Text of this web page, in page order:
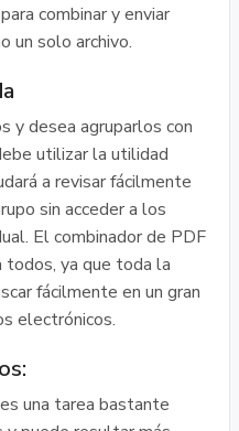
combinar y enviar
un solo archivo.
y desea agruparlos con
utilizar la utilidad
a revisar fácilmente
sin acceder a los
El combinador de PDF
todos, ya que toda la
fácilmente en un gran
electrónicos.
una tarea bastante